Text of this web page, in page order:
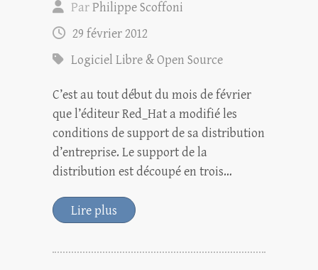
ParPhilippe Scoffoni
29 février 2012
Logiciel Libre & Open Source
C’est au tout début du mois de février
que l’éditeur Red_Hat a modifié les
conditions de support de sa distribution
d’entreprise. Le support de la
distribution est découpé en trois…
Lire plus